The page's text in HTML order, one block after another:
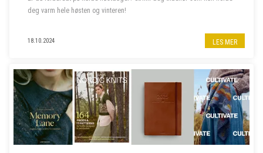
deg varm hele høsten og vinteren!
18.10.2024 LES MER